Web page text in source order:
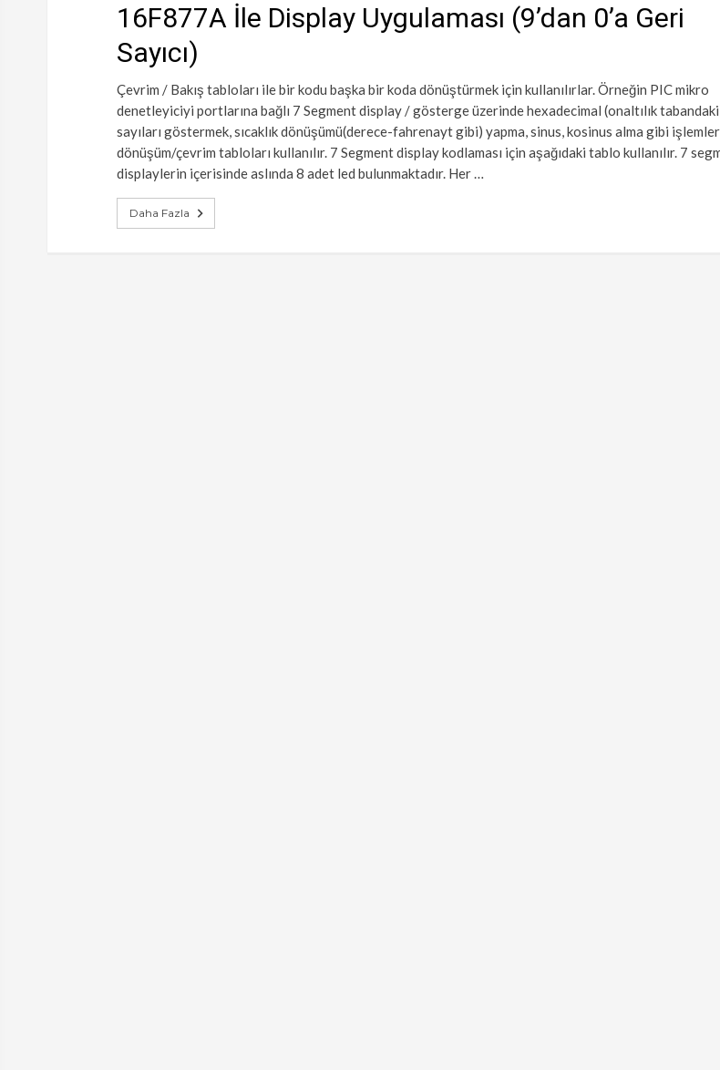
16F877A İle Display Uygulaması (9’dan 0’a Geri
Sayıcı)
Çevrim / Bakış tabloları ile bir kodu başka bir koda dönüştürmek için kullanılırlar. Örneğin PIC mikro
denetleyiciyi portlarına bağlı 7 Segment display / gösterge üzerinde hexadecimal (onaltılık
sayıları göstermek, sıcaklık dönüşümü(derece-fahrenayt gibi) yapma, sinus, kosinus alma gibi
dönüşüm/çevrim tabloları kullanılır. 7 Segment display kodlaması için aşağıdaki tablo kullanılır. 7
displaylerin içerisinde aslında 8 adet led bulunmaktadır. Her …
Daha Fazla